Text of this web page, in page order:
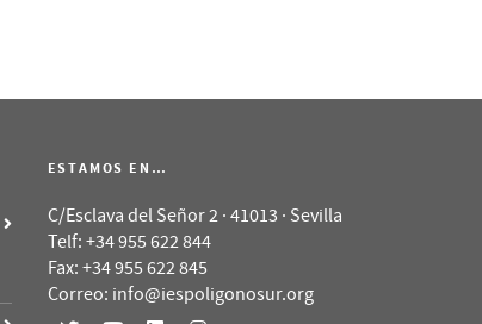
ESTAMOS EN…
C/Esclava del Señor 2 · 41013 · Sevilla
Telf: +34 955 622 844
Fax: +34 955 622 845
Correo: info@iespoligonosur.org